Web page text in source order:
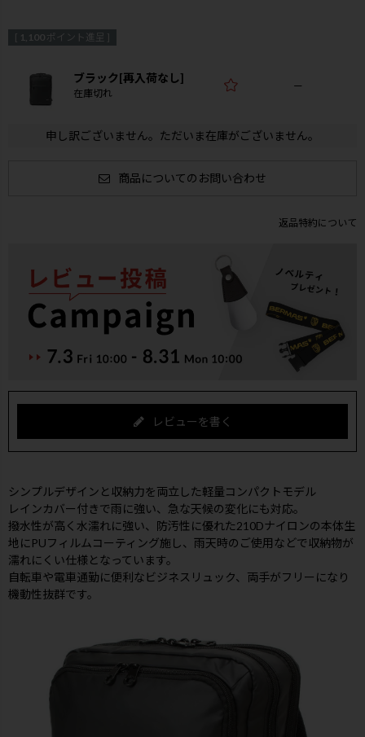
[ 1,100 ポイント進呈 ]
ブラック[再入荷なし]
在庫切れ
—
申し訳ございません。ただいま在庫がございません。
商品についてのお問い合わせ
返品特約について
レビューを書く
シンプルデザインと収納力を両立した軽量コンパクトモデル
レインカバー付きで雨に強い、急な天候の変化にも対応。
撥水性が高く水濡れに強い、防汚性に優れた210Dナイロンの本体生
地にPUフィルムコーティング施し、雨天時のご使用などで収納物が
濡れにくい仕様となっています。
自転車や電車通勤に便利なビジネスリュック、両手がフリーになり
機動性抜群です。